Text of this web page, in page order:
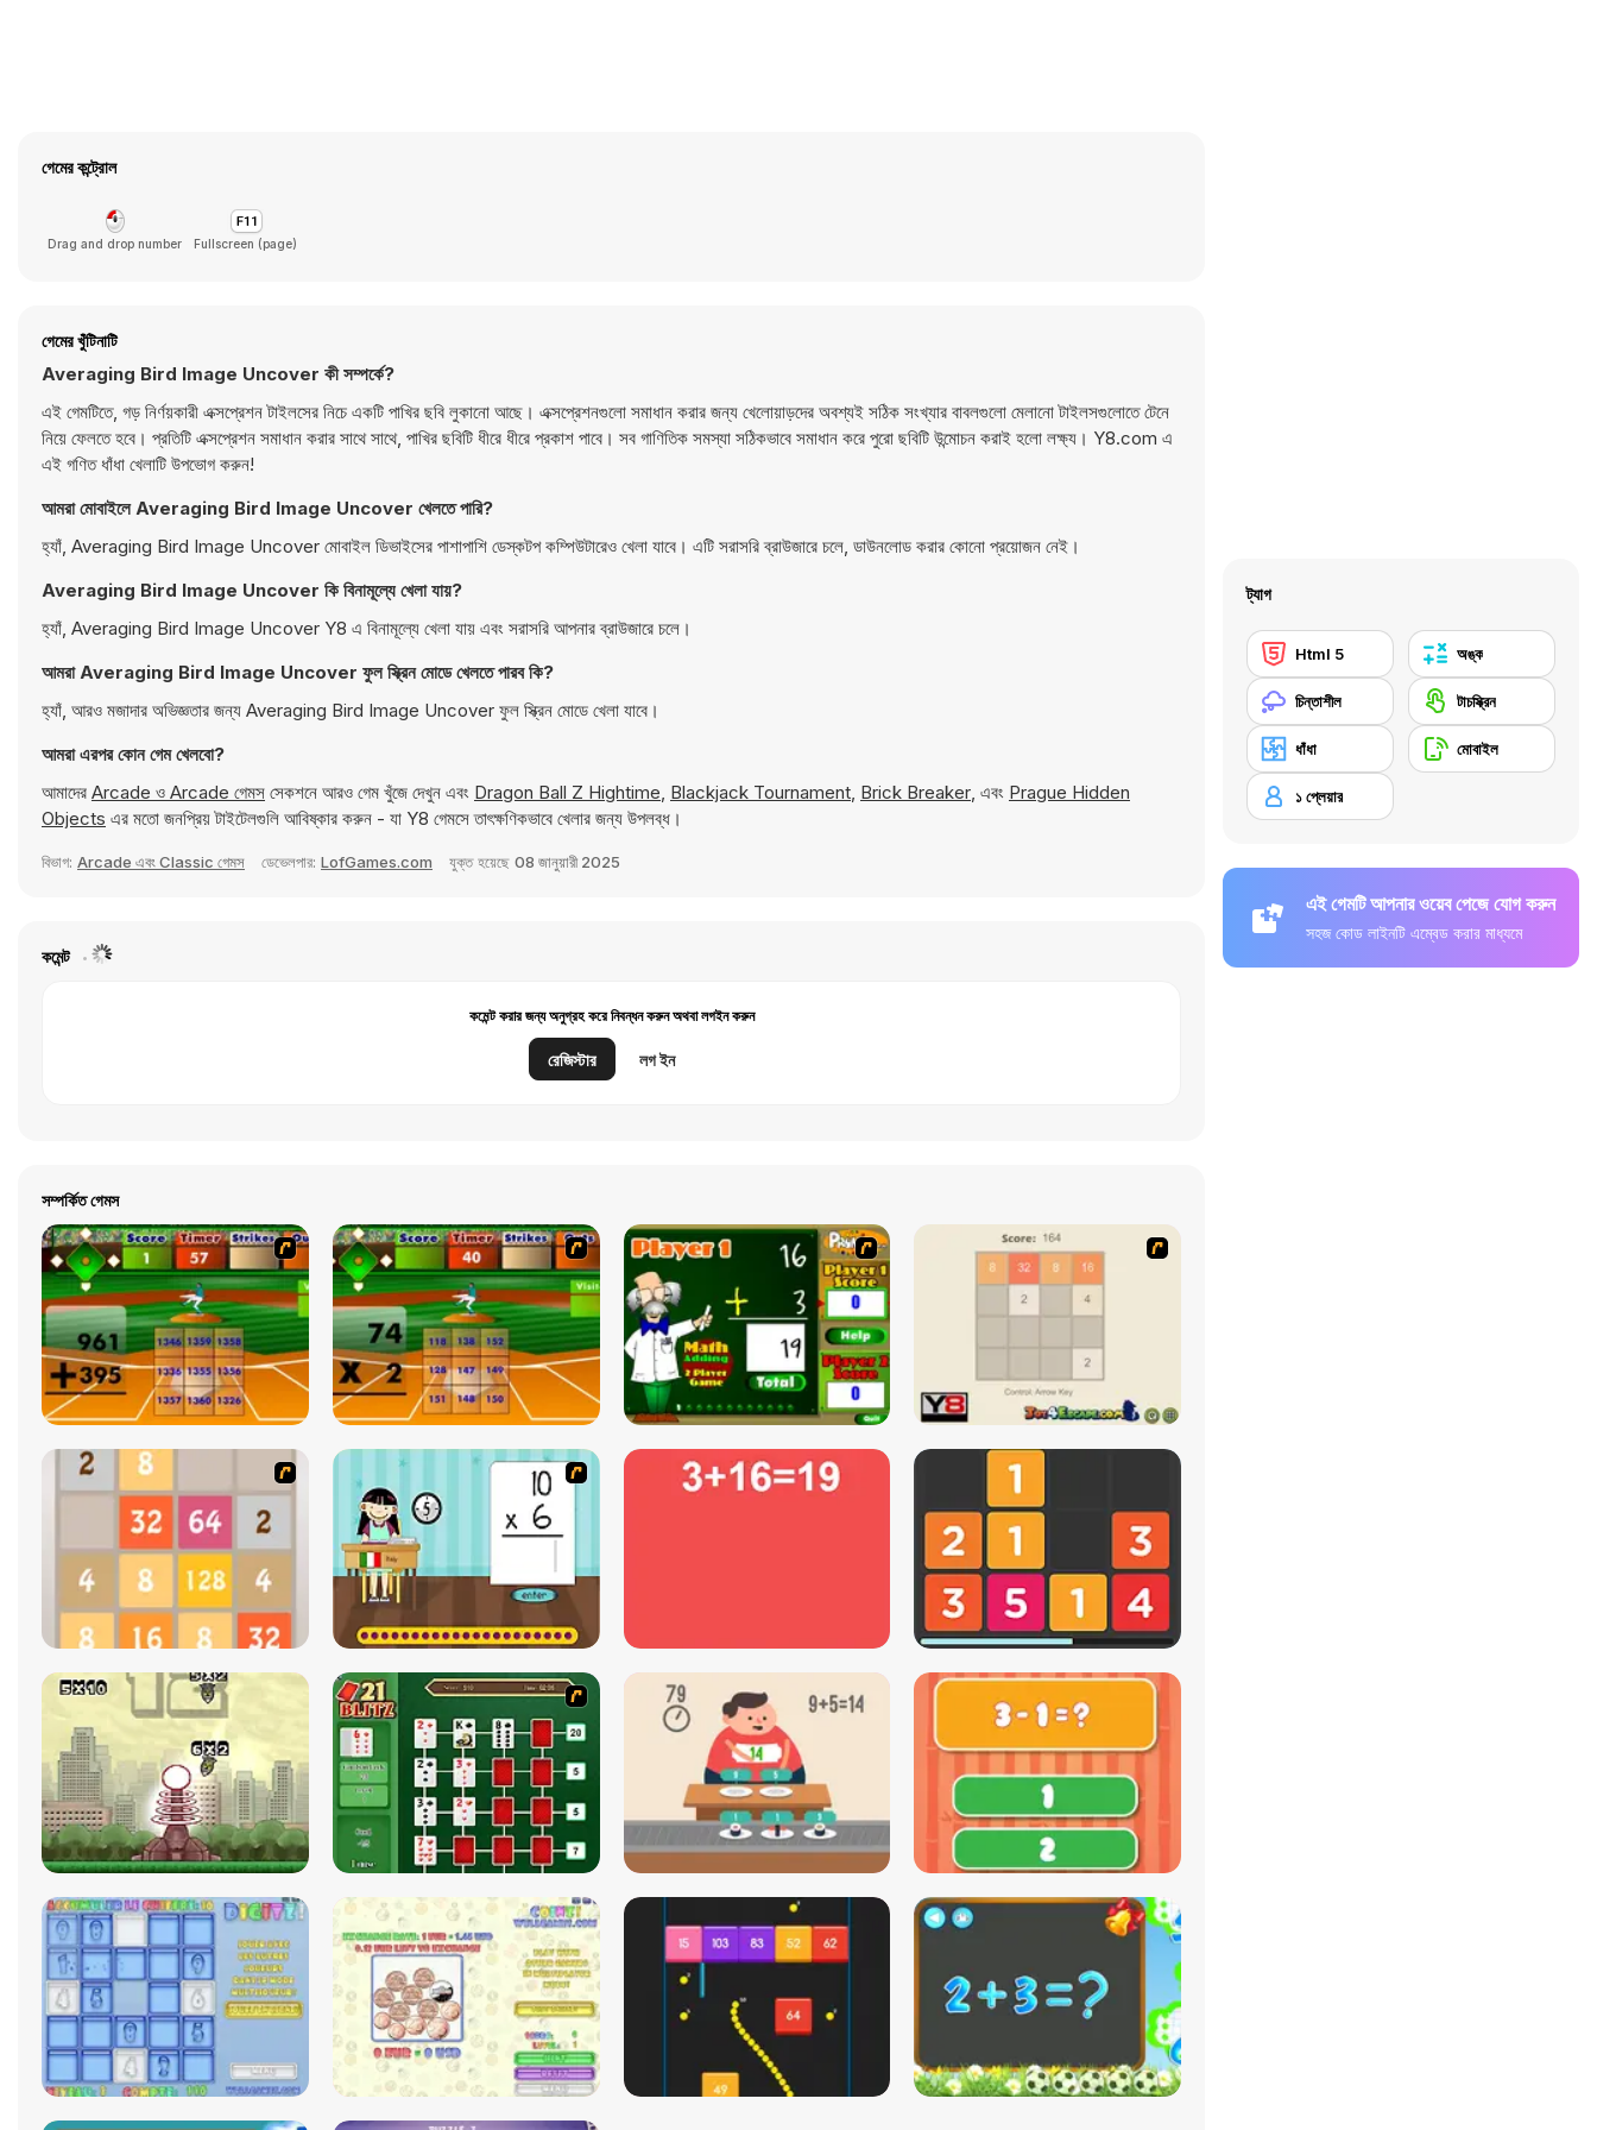
গেমের কন্ট্রোল
Drag and drop number Fullscreen (page)
গেমের খুঁটিনাটি
Averaging Bird Image Uncover কী সম্পর্কে?
এই গেমটিতে, গড় নির্ণয়কারী এক্সপ্রেশন টাইলসের নিচে একটি পাখির ছবি লুকানো আছে। এক্সপ্রেশনগুলো সমাধান করার জন্য খেলোয়াড়দের অবশ্যই সঠিক সংখ্যার বাবলগুলো মেলানো টাইলসগুলোতে টেনে
নিয়ে ফেলতে হবে। প্রতিটি এক্সপ্রেশন সমাধান করার সাথে সাথে, পাখির ছবিটি ধীরে ধীরে প্রকাশ পাবে। সব গাণিতিক সমস্যা সঠিকভাবে সমাধান করে পুরো ছবিটি উন্মোচন করাই হলো লক্ষ্য। Y8.com এ
এই গণিত ধাঁধা খেলাটি উপভোগ করুন!
আমরা মোবাইলে Averaging Bird Image Uncover খেলতে পারি?
হ্যাঁ, Averaging Bird Image Uncover মোবাইল ডিভাইসের পাশাপাশি ডেস্কটপ কম্পিউটারেও খেলা যাবে। এটি সরাসরি ব্রাউজারে চলে, ডাউনলোড করার কোনো প্রয়োজন নেই।
Averaging Bird Image Uncover কি বিনামূল্যে খেলা যায়?
হ্যাঁ, Averaging Bird Image Uncover Y8 এ বিনামূল্যে খেলা যায় এবং সরাসরি আপনার ব্রাউজারে চলে।
আমরা Averaging Bird Image Uncover ফুল স্ক্রিন মোডে খেলতে পারব কি?
হ্যাঁ, আরও মজাদার অভিজ্ঞতার জন্য Averaging Bird Image Uncover ফুল স্ক্রিন মোডে খেলা যাবে।
আমরা এরপর কোন গেম খেলবো?
আমাদের Arcade ও Arcade গেমস সেকশনে আরও গেম খুঁজে দেখুন এবং Dragon Ball Z Hightime, Blackjack Tournament, Brick Breaker, এবং Prague Hidden
Objects এর মতো জনপ্রিয় টাইটেলগুলি আবিষ্কার করুন - যা Y8 গেমসে তাৎক্ষণিকভাবে খেলার জন্য উপলব্ধ।
বিভাগ: Arcade এবং Classic গেমস ডেভেলপার: LofGames.com যুক্ত হয়েছে 08 জানুয়ারী 2025
কমেন্ট
কমেন্ট করার জন্য অনুগ্রহ করে নিবন্ধন করুন অথবা লগইন করুন
রেজিস্টার লগ ইন
সম্পর্কিত গেমস
ট্যাগ
Html 5 অঙ্ক
চিন্তাশীল টাচস্ক্রিন
ধাঁধা মোবাইল
১ প্লেয়ার
এই গেমটি আপনার ওয়েব পেজে যোগ করুন
সহজ কোড লাইনটি এম্বেড করার মাধ্যমে